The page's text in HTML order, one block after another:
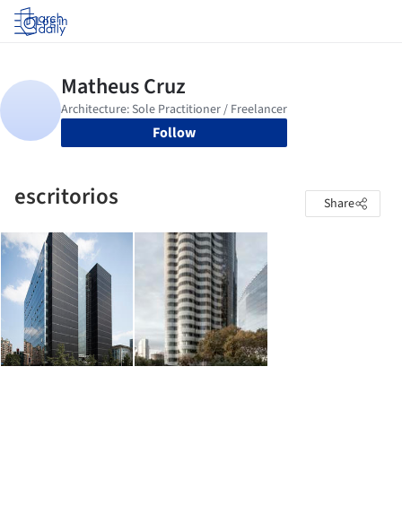
Log in
Follow
escritorios Share